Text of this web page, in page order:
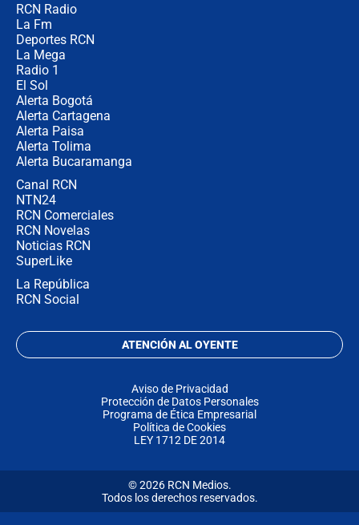
RCN Radio
La Fm
Deportes RCN
La Mega
Radio 1
El Sol
Alerta Bogotá
Alerta Cartagena
Alerta Paisa
Alerta Tolima
Alerta Bucaramanga
Canal RCN
NTN24
RCN Comerciales
RCN Novelas
Noticias RCN
SuperLike
La República
RCN Social
ATENCIÓN AL OYENTE
Aviso de Privacidad
Protección de Datos Personales
Programa de Ética Empresarial
Política de Cookies
LEY 1712 DE 2014
© 2026 RCN Medios.
Todos los derechos reservados.